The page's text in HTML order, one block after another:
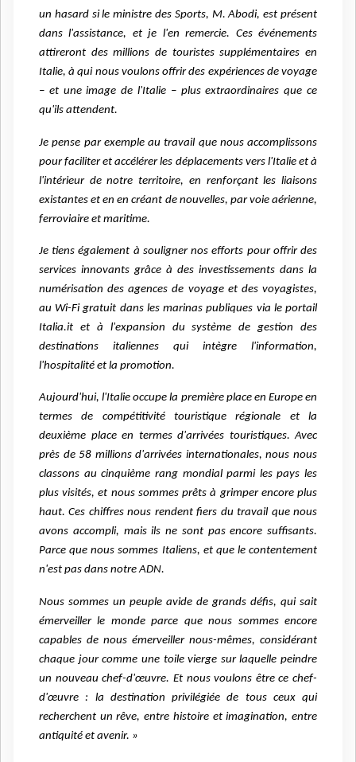
un hasard si le ministre des Sports, M. Abodi, est présent
dans l'assistance, et je l'en remercie. Ces événements
attireront des millions de touristes supplémentaires en
Italie, à qui nous voulons offrir des expériences de voyage
– et une image de l'Italie – plus extraordinaires que ce
qu'ils attendent.
Je pense par exemple au travail que nous accomplissons
pour faciliter et accélérer les déplacements vers l'Italie et à
l'intérieur de notre territoire, en renforçant les liaisons
existantes et en en créant de nouvelles, par voie aérienne,
ferroviaire et maritime.
Je tiens également à souligner nos efforts pour offrir des
services innovants grâce à des investissements dans la
numérisation des agences de voyage et des voyagistes,
au Wi-Fi gratuit dans les marinas publiques via le portail
Italia.it et à l'expansion du système de gestion des
destinations italiennes qui intègre l'information,
l'hospitalité et la promotion.
Aujourd'hui, l'Italie occupe la première place en Europe en
termes de compétitivité touristique régionale et la
deuxième place en termes d'arrivées touristiques. Avec
près de 58 millions d'arrivées internationales, nous nous
classons au cinquième rang mondial parmi les pays les
plus visités, et nous sommes prêts à grimper encore plus
haut. Ces chiffres nous rendent fiers du travail que nous
avons accompli, mais ils ne sont pas encore suffisants.
Parce que nous sommes Italiens, et que le contentement
n'est pas dans notre ADN.
Nous sommes un peuple avide de grands défis, qui sait
émerveiller le monde parce que nous sommes encore
capables de nous émerveiller nous-mêmes, considérant
chaque jour comme une toile vierge sur laquelle peindre
un nouveau chef-d'œuvre. Et nous voulons être ce chef-
d'œuvre : la destination privilégiée de tous ceux qui
recherchent un rêve, entre histoire et imagination, entre
antiquité et avenir. »